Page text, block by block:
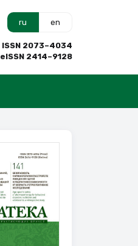
ru en
ISSN 2073–4034
eISSN 2414–9128